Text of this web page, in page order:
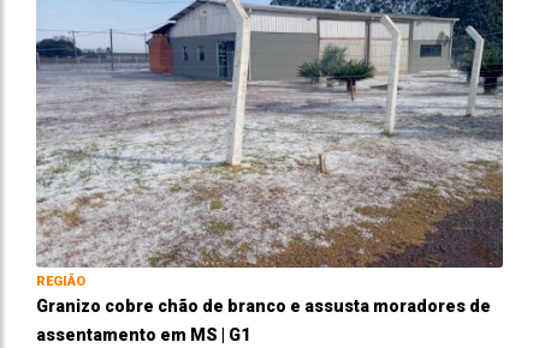
REGIÃO
Granizo cobre chão de branco e assusta moradores de
assentamento em MS | G1